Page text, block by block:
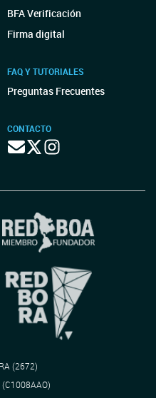
BFA Verificación
Firma digital
FAQ Y TUTORIALES
Preguntas Frecuentes
CONTACTO
(2672)